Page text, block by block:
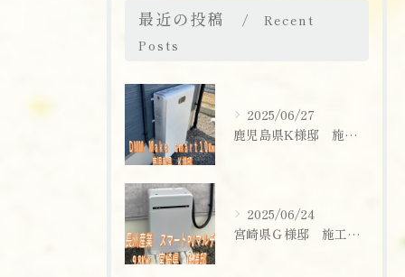
最近の投稿
Recent
Posts
2025/06/27
鹿児島県K様邸 施工実績
2025/06/24
宮崎県Ｇ様邸 施工実績